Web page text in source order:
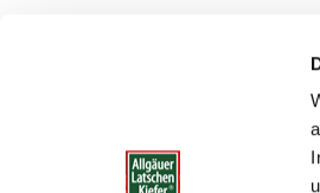
Manch
Sport nur etwas